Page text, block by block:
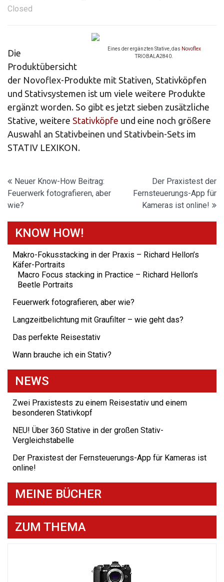
Closed
Eines der ergänzten Stative, das Novoflex
TRIOBALA2840.
Die
Produktübersicht
der Novoflex-Produkte mit Stativen, Stativköpfen
und Stativsystemen ist um viele weitere Produkte
ergänzt worden. So gibt es jetzt sieben zusätzliche
Stative, weitere Stativköpfe und eine noch größere
Auswahl an Stativbeinen und Stativbein-Sets im
STATIV LEXIKON.
Beitragsnavigation
Neuer Know-How Beitrag:
Feuerwerk fotografieren, aber
wie?
Der Praxistest der
Fernsteuerungs-App für
Kameras ist online!
KNOW HOW!
Makro-Fokusstacking in der Praxis – Richard Hellon’s
Käfer-Portraits
Macro Focus stacking in Practice – Richard Hellon’s
Beetle Portraits
Feuerwerk fotografieren, aber wie?
Langzeitbelichtung mit Graufilter – wie geht das?
Das perfekte Reisestativ
Wann brauche ich ein Stativ?
NEWS
Zwei Praxistests zu einem Reisestativ und einem
besonderen Stativkopf
NEU! Über 360 Stative in der großen Stativ-
Vergleichstabelle
Der Praxistest der Fernsteuerungs-App für Kameras ist
online!
MEINE BÜCHER
ZUM THEMA